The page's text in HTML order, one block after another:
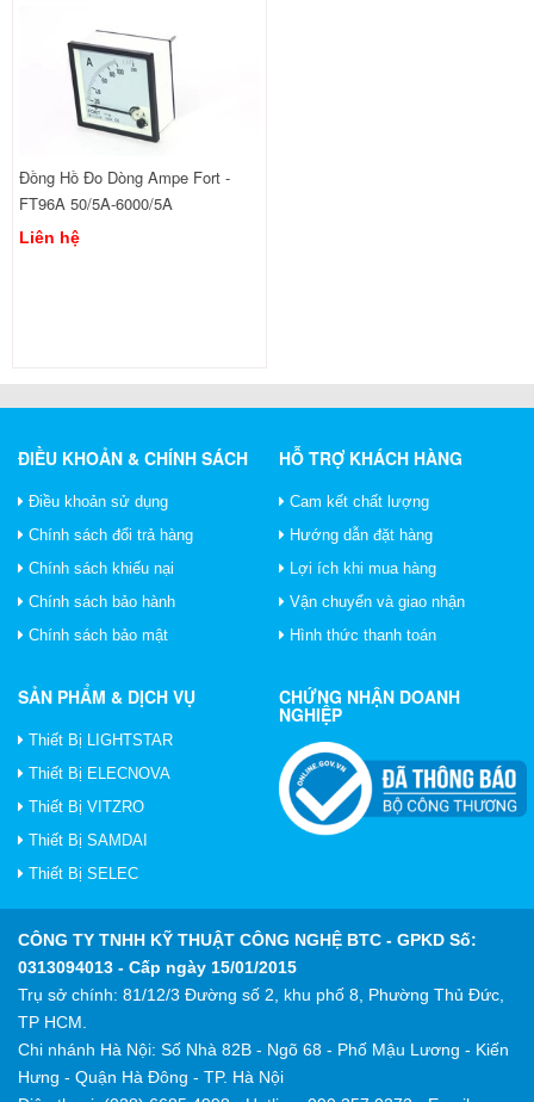
Đồng Hồ Đo Dòng Ampe Fort -
FT96A 50/5A-6000/5A
Liên hệ
ĐIỀU KHOẢN & CHÍNH SÁCH
Điều khoản sử dụng
Chính sách đổi trả hàng
Chính sách khiếu nại
Chính sách bảo hành
Chính sách bảo mật
HỖ TRỢ KHÁCH HÀNG
Cam kết chất lượng
Hướng dẫn đặt hàng
Lợi ích khi mua hàng
Vận chuyển và giao nhận
Hình thức thanh toán
SẢN PHẨM & DỊCH VỤ
Thiết Bị LIGHTSTAR
Thiết Bị ELECNOVA
Thiết Bị VITZRO
Thiết Bị SAMDAI
Thiết Bị SELEC
CHỨNG NHẬN DOANH
NGHIỆP
CÔNG TY TNHH KỸ THUẬT CÔNG NGHỆ BTC - GPKD Số:
0313094013 - Cấp ngày 15/01/2015
Trụ sở chính: 81/12/3 Đường số 2, khu phố 8, Phường Thủ Đức,
TP HCM.
Chi nhánh Hà Nội: Số Nhà 82B - Ngõ 68 - Phố Mậu Lương - Kiến
Hưng - Quận Hà Đông - TP. Hà Nội